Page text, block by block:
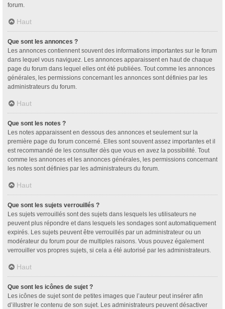
forum.
Haut
Que sont les annonces ?
Les annonces contiennent souvent des informations importantes sur le forum
dans lequel vous naviguez. Les annonces apparaissent en haut de chaque
page du forum dans lequel elles ont été publiées. Tout comme les annonces
générales, les permissions concernant les annonces sont définies par les
administrateurs du forum.
Haut
Que sont les notes ?
Les notes apparaissent en dessous des annonces et seulement sur la
première page du forum concerné. Elles sont souvent assez importantes et il
est recommandé de les consulter dès que vous en avez la possibilité. Tout
comme les annonces et les annonces générales, les permissions concernant
les notes sont définies par les administrateurs du forum.
Haut
Que sont les sujets verrouillés ?
Les sujets verrouillés sont des sujets dans lesquels les utilisateurs ne
peuvent plus répondre et dans lesquels les sondages sont automatiquement
expirés. Les sujets peuvent être verrouillés par un administrateur ou un
modérateur du forum pour de multiples raisons. Vous pouvez également
verrouiller vos propres sujets, si cela a été autorisé par les administrateurs.
Haut
Que sont les icônes de sujet ?
Les icônes de sujet sont de petites images que l’auteur peut insérer afin
d’illustrer le contenu de son sujet. Les administrateurs peuvent désactiver